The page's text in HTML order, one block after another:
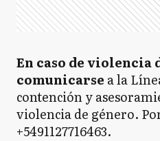
En caso de violencia
comunicarse a la
contención y
violencia de género.
+5491127716463.